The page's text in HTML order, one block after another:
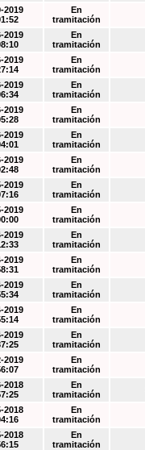
2019
En
tramitación
2019
En
tramitación
2019
En
tramitación
2019
En
tramitación
2019
En
tramitación
2019
En
tramitación
2019
En
tramitación
2019
En
tramitación
2019
En
tramitación
2019
En
tramitación
2019
En
tramitación
2019
En
tramitación
2019
En
tramitación
2019
En
tramitación
2019
En
tramitación
2018
En
tramitación
2018
En
tramitación
2018
En
tramitación